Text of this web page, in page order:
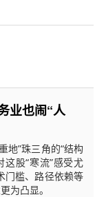
业也闹“人
地”珠三角的“结构
股“寒流”感受尤
门槛、路径依赖等
为凸显。